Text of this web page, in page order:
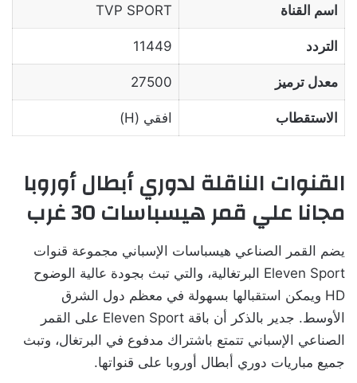
اسم القناة TVP SPORT
التردد 11449
معدل ترميز 27500
الاستقطاب افقي (H)
القنوات الناقلة لدوري أبطال أوروبا
مجانا علي قمر هيسباسات 30 غرب
يضم القمر الصناعي هيسباسات الإسباني مجموعة قنوات
Eleven Sport البرتغالية، والتي تبث بجودة عالية الوضوح
HD ويمكن استقبالها بسهولة في معظم دول الشرق
الأوسط. جدير بالذكر أن باقة Eleven Sport على القمر
الصناعي الإسباني تتمتع باشتراك مدفوع في البرتغال، وتبث
جميع مباريات دوري أبطال أوروبا على قنواتها.